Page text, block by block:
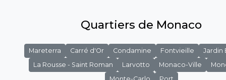
Quartiers de Monaco
Mareterra Carré d'Or Condamine Fontvieille
Jardin
La Rousse - Saint Roman
Larvotto Monaco-Ville